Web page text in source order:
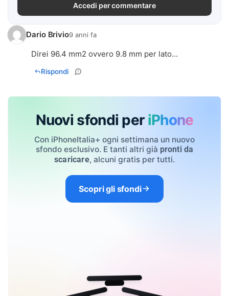
Accedi per commentare
Dario Brivio9 anni fa
Direi 96.4 mm2 ovvero 9.8 mm per lato...
Rispondi
Nuovi sfondi per iPhone
Con iPhoneItalia+ ogni settimana un nuovo
sfondo esclusivo. E tanti altri già pronti da
scaricare, alcuni gratis per tutti.
Scopri gli sfondi